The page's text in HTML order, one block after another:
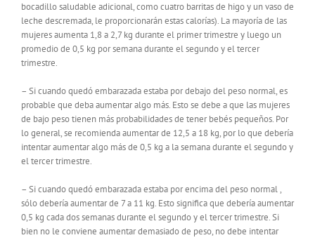
bocadillo saludable adicional, como cuatro barritas de higo y un vaso de
leche descremada, le proporcionarán estas calorías). La mayoría de las
mujeres aumenta 1,8 a 2,7 kg durante el primer trimestre y luego un
promedio de 0,5 kg por semana durante el segundo y el tercer
trimestre.
– Si cuando quedó embarazada estaba por debajo del peso normal, es
probable que deba aumentar algo más. Esto se debe a que las mujeres
de bajo peso tienen más probabilidades de tener bebés pequeños. Por
lo general, se recomienda aumentar de 12,5 a 18 kg, por lo que debería
intentar aumentar algo más de 0,5 kg a la semana durante el segundo y
el tercer trimestre.
– Si cuando quedó embarazada estaba por encima del peso normal ,
sólo debería aumentar de 7 a 11 kg. Esto significa que debería aumentar
0,5 kg cada dos semanas durante el segundo y el tercer trimestre. Si
bien no le conviene aumentar demasiado de peso, no debe intentar